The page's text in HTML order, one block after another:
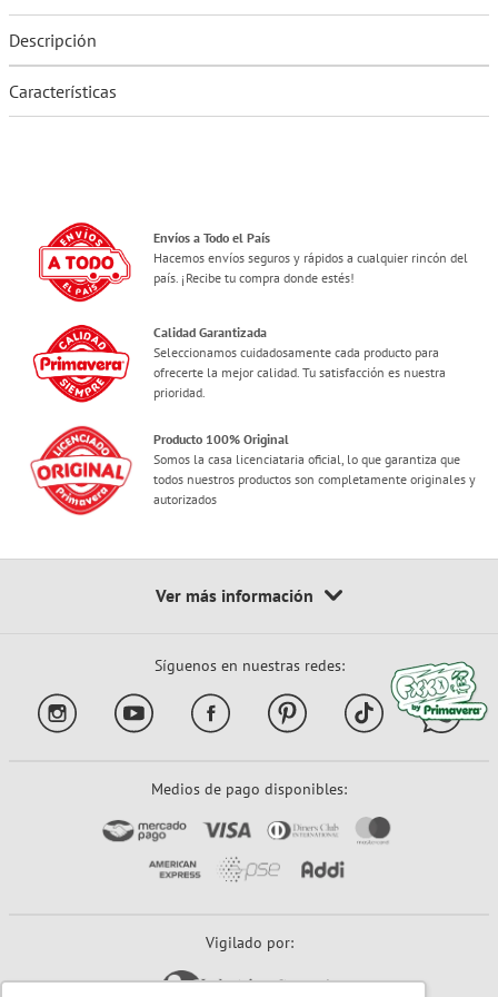
Descripción
Características
Envíos a Todo el País
Hacemos envíos seguros y rápidos a cualquier rincón del
país. ¡Recibe tu compra donde estés!
Calidad Garantizada
Seleccionamos cuidadosamente cada producto para
ofrecerte la mejor calidad. Tu satisfacción es nuestra
prioridad.
Producto 100% Original
Somos la casa licenciataria oficial, lo que garantiza que
todos nuestros productos son completamente originales y
autorizados
Síguenos en nuestras redes:
Medios de pago disponibles:
Vigilado por: